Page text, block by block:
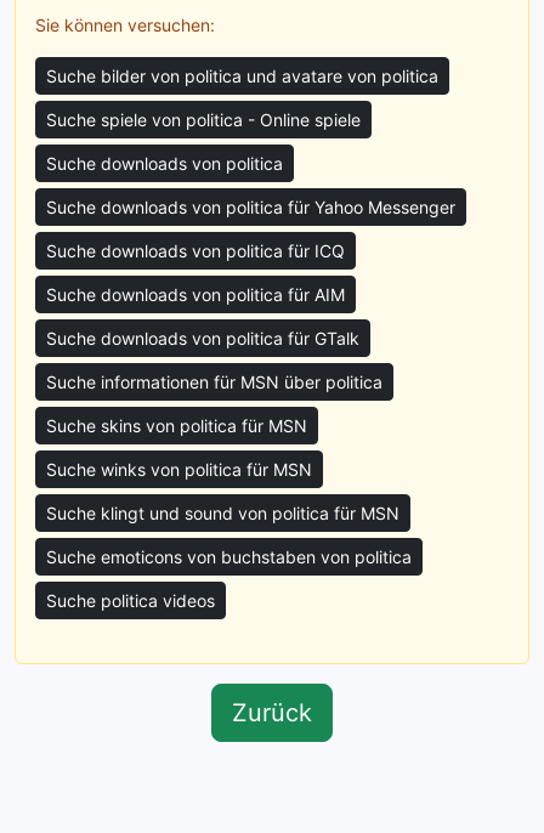
Sie können versuchen:
Suche bilder von politica und avatare von politica
Suche spiele von politica - Online spiele
Suche downloads von politica
Suche downloads von politica für Yahoo Messenger
Suche downloads von politica für ICQ
Suche downloads von politica für AIM
Suche downloads von politica für GTalk
Suche informationen für MSN über politica
Suche skins von politica für MSN
Suche winks von politica für MSN
Suche klingt und sound von politica für MSN
Suche emoticons von buchstaben von politica
Suche politica videos
Zurück